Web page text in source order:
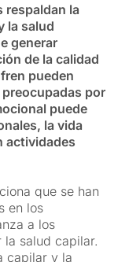
la
la salud
generar
de la calidad
pueden
por
puede
la vida
actividades
que se han
en los
a los
la salud capilar.
capilar y la